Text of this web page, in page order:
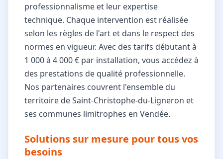
professionnalisme et leur expertise
technique. Chaque intervention est réalisée
selon les règles de l'art et dans le respect des
normes en vigueur. Avec des tarifs débutant à
1 000 à 4 000 € par installation, vous accédez à
des prestations de qualité professionnelle.
Nos partenaires couvrent l'ensemble du
territoire de Saint-Christophe-du-Ligneron et
ses communes limitrophes en Vendée.
Solutions sur mesure pour tous vos
besoins